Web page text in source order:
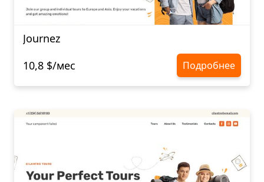
Journez
10,8 $/мес
Подробнее